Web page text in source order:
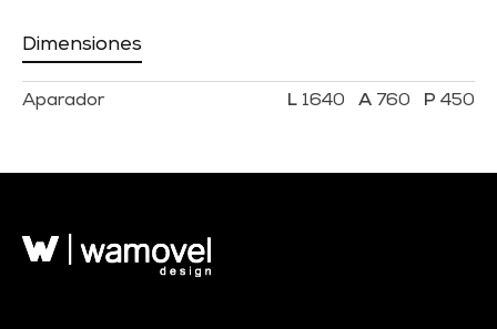
Dimensiones
Aparador 1640 760 450